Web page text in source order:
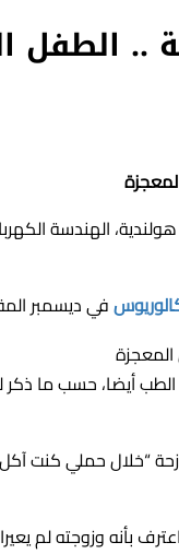
الهندسة
في ديسمبر
الطب أيضا، حسب ما
“خلال حملي كنت
بأنه وزوجته لم